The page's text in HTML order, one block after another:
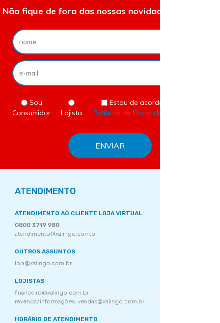
Não fique de fora das nossas novidades e ofertas.
Sou
Consumidor
Lojista
Estou de acordo com as
Políticas de Privacidade
ATENDIMENTO
ATENDIMENTO AO CLIENTE LOJA VIRTUAL
0800 3719 980
atendimento@xalingo.com.br
OUTROS ASSUNTOS
loja@xalingo.com.br
LOJISTAS
financeiro@xalingo.com.br
revenda/informações: vendas@xalingo.com.br
HORÁRIO DE ATENDIMENTO